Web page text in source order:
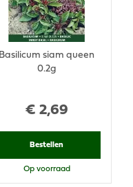
€ 2,69
Basilicum siam queen
0.2g
Bestellen
Op voorraad